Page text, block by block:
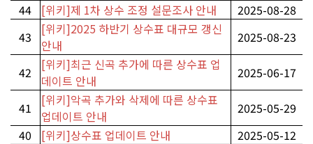
44
[위키]제 1차 상수 조정 설문조사 안내
2025-08-28
43
[위키]2025 하반기 상수표 대규모 갱신
안내
2025-08-23
42
[위키]최근 신곡 추가에 따른 상수표 업
데이트 안내
2025-06-17
41
[위키]악곡 추가와 삭제에 따른 상수표
업데이트 안내
2025-05-29
40
[위키]상수표 업데이트 안내
2025-05-12